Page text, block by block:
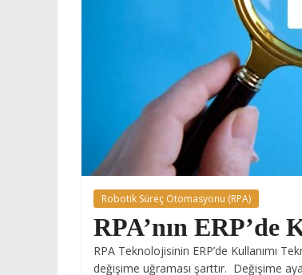
Robotik Süreç Otomasyonu (RPA)
RPA’nın ERP’de
RPA Teknolojisinin ERP’de Kullanımı
değişime uğraması şarttır. Değişime